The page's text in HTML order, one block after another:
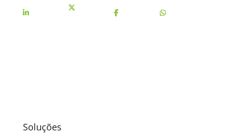
Linkedin
Share On
Soluções